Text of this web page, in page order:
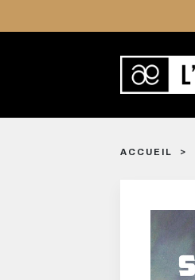
ACCUEIL